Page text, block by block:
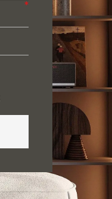
*